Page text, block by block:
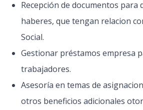
Recepción de documentos para
haberes, que tengan relacion
Social.
Gestionar préstamos empresa
trabajadores.
Asesoría en temas de
otros beneficios adicionales